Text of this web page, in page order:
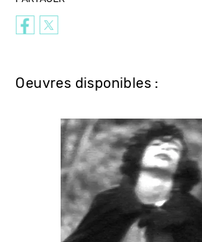
Oeuvres disponibles :